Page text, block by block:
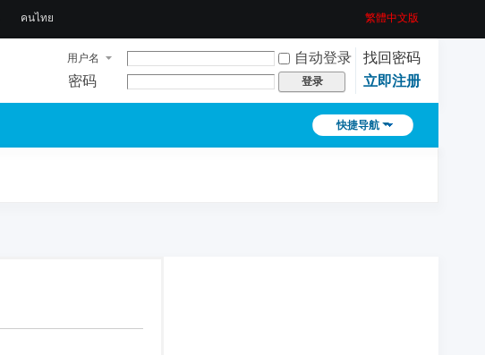
คนไทย 繁體中文版
用户名 自动登录
找回密码
密码
登录 立即注册
快捷导航